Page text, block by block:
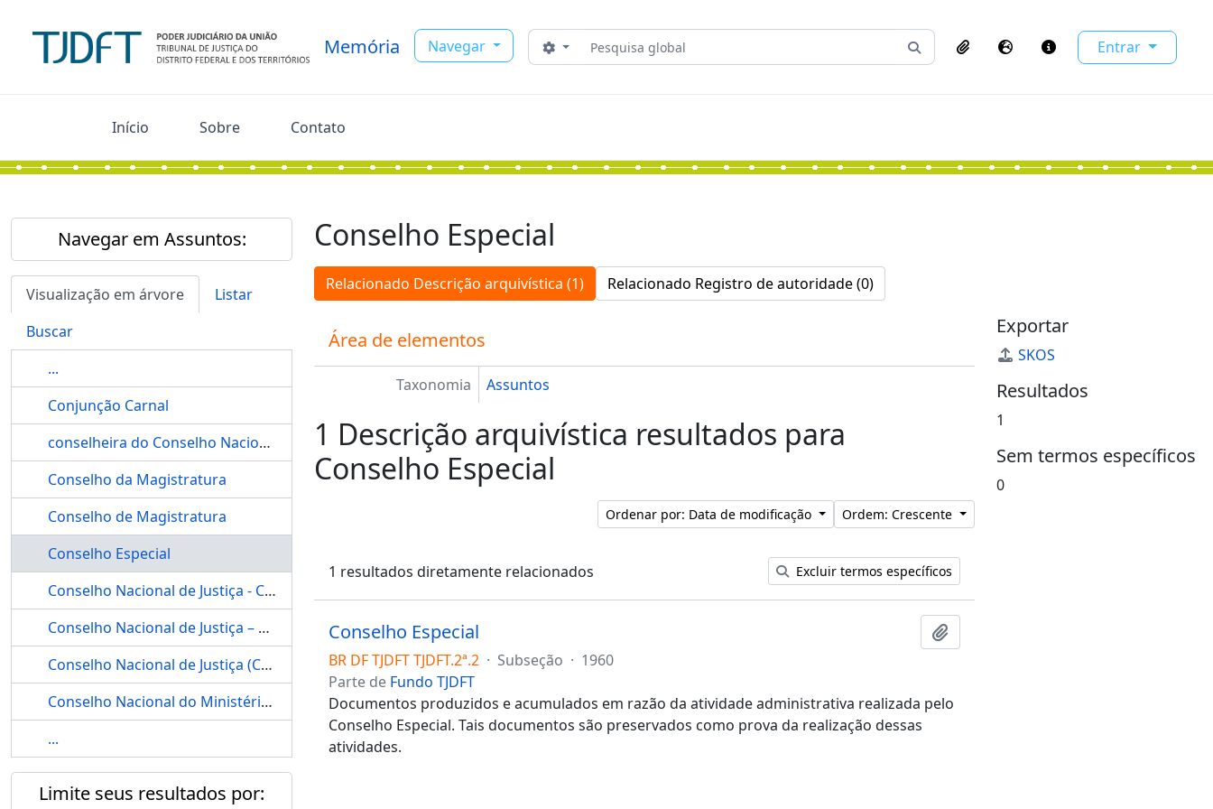
Memória Navegar Buscar
Opções de busca Busque na página de navegação
ClipboardIdioma Atalhos Entrar
Início Sobre Contato
Navegar em Assuntos:
Visualização em árvore
Listar
Buscar
...
Conjunção Carnal
conselheira do Conselho Nacional de Justiça – CNJ, Maria Tereza Uille
Conselho da Magistratura
Conselho de Magistratura
Conselho Especial
Conselho Nacional de Justiça - CNJ
Conselho Nacional de Justiça – CNJ
Conselho Nacional de Justiça (CNJ)
Conselho Nacional do Ministério Público
...
Limite seus resultados por:
Conselho Especial
Relacionado Descrição arquivística (1) Relacionado Registro de autoridade (0)
Área de elementos
Taxonomia Assuntos
1 Descrição arquivística resultados para
Conselho Especial
Ordenar por: Data de modificação Ordem: Crescente
1 resultados diretamente relacionados Excluir termos específicos
Conselho Especial
BR DF TJDFT TJDFT.2ª.2 · Subseção · 1960
Parte de Fundo TJDFT
Documentos produzidos e acumulados em razão da atividade administrativa realizada pelo
Conselho Especial. Tais documentos são preservados como prova da realização dessas
atividades.
Exportar
SKOS
Resultados
1
Sem termos específicos
0